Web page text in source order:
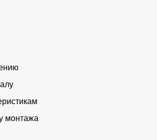
монтажа